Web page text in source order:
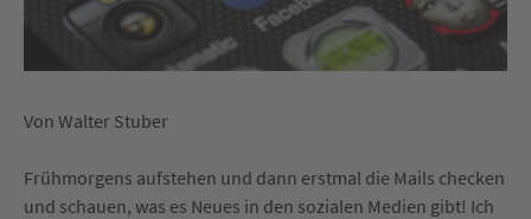
Von Walter Stuber
Frühmorgens aufstehen und dann erstmal die Mails checken
und schauen, was es Neues in den sozialen Medien gibt! Ich